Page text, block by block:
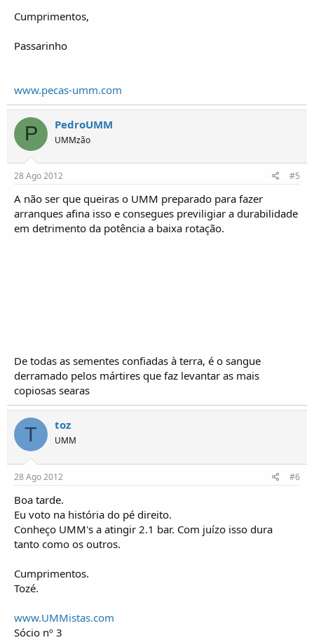
Cumprimentos,
Passarinho
www.pecas-umm.com
P PedroUMM
UMMzão
28 Ago 2012 #5
A não ser que queiras o UMM preparado para fazer
arranques afina isso e consegues previligiar a durabilidade
em detrimento da potência a baixa rotação.
De todas as sementes confiadas à terra, é o sangue
derramado pelos mártires que faz levantar as mais
copiosas searas
T toz
UMM
28 Ago 2012 #6
Boa tarde.
Eu voto na história do pé direito.
Conheço UMM's a atingir 2.1 bar. Com juízo isso dura
tanto como os outros.
Cumprimentos.
Tozé.
www.UMMistas.com
Sócio nº 3